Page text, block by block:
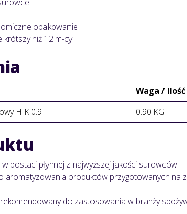
opakowanie
krótszy niż 12 m-cy
Waga / Ilość
H K 0.9
0.90 KG
postaci płynnej z najwyższej jakości surowców.
aromatyzowania produktów przygotowanych na
do zastosowania w branży